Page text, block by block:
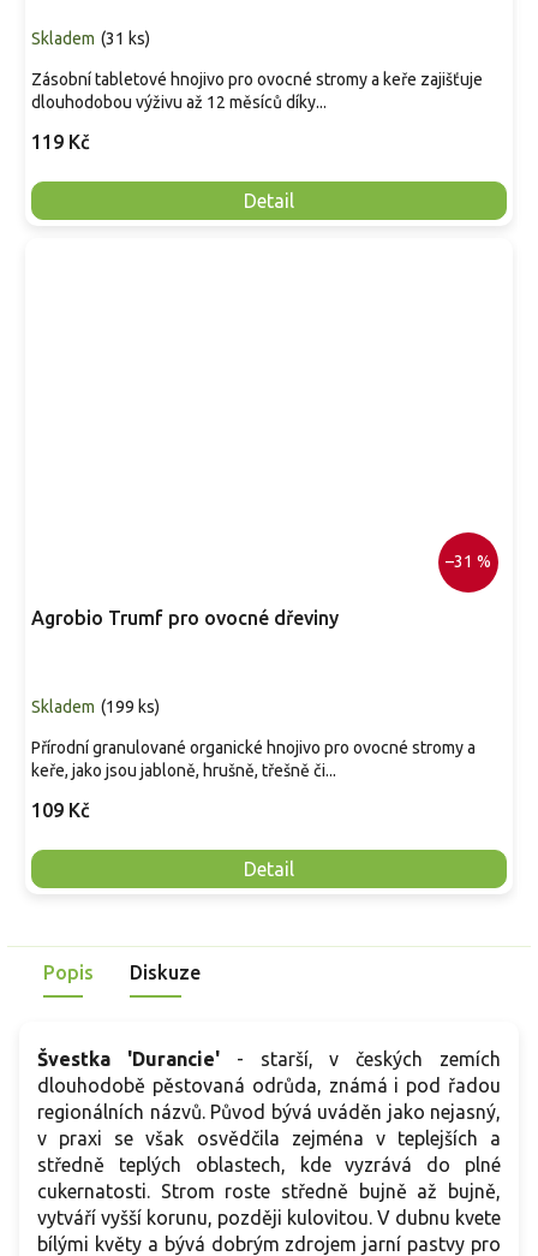
Skladem (31 ks)
119 Kč
Detail
Zásobní tabletové hnojivo pro ovocné stromy a keře zajišťuje
dlouhodobou výživu až 12 měsíců díky...
–31 %
Agrobio Trumf pro ovocné dřeviny
Skladem (199 ks)
109 Kč
Detail
Přírodní granulované organické hnojivo pro ovocné stromy a
keře, jako jsou jabloně, hrušně, třešně či...
Popis Diskuze
Švestka 'Durancie'- starší, v českých zemích
dlouhodobě pěstovaná odrůda, známá i pod řadou
regionálních názvů. Původ bývá uváděn jako nejasný,
v praxi se však osvědčila zejména v teplejších a
středně teplých oblastech, kde vyzrává do plné
cukernatosti. Strom roste středně bujně až bujně,
vytváří vyšší korunu, později kulovitou. V dubnu kvete
bílými květy a bývá dobrým zdrojem jarní pastvy pro